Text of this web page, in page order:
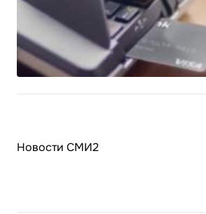
Новости СМИ2